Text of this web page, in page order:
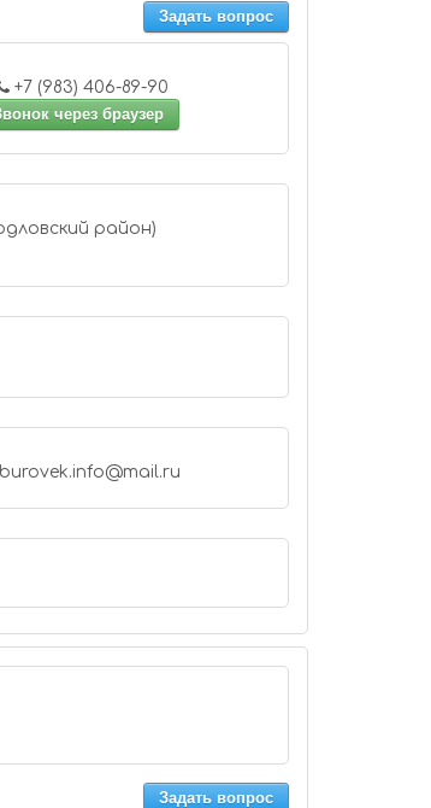
Задать вопрос
+7 (983) 406-89-90
через браузер
район)
burovek.info@mail.ru
Задать вопрос